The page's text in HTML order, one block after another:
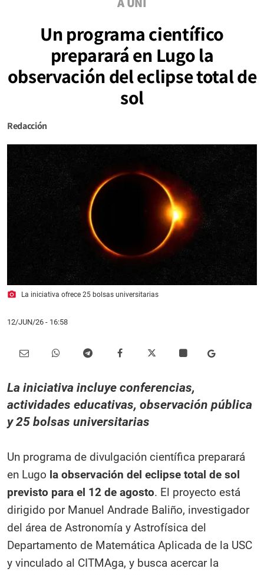
Un programa científico
preparará en Lugo la
observación del eclipse total de
sol
Redacción
photo_camera La iniciativa ofrece 25 bolsas universitarias
12/JUN/26 - 16:58
La iniciativa incluye conferencias,
actividades educativas, observación pública
y 25 bolsas universitarias
Un programa de divulgación científica preparará
en Lugo la observación del eclipse total de sol
previsto para el 12 de agosto. El proyecto está
dirigido por Manuel Andrade Baliño, investigador
del área de Astronomía y Astrofísica del
Departamento de Matemática Aplicada de la USC
y vinculado al CITMAga, y busca acercar la